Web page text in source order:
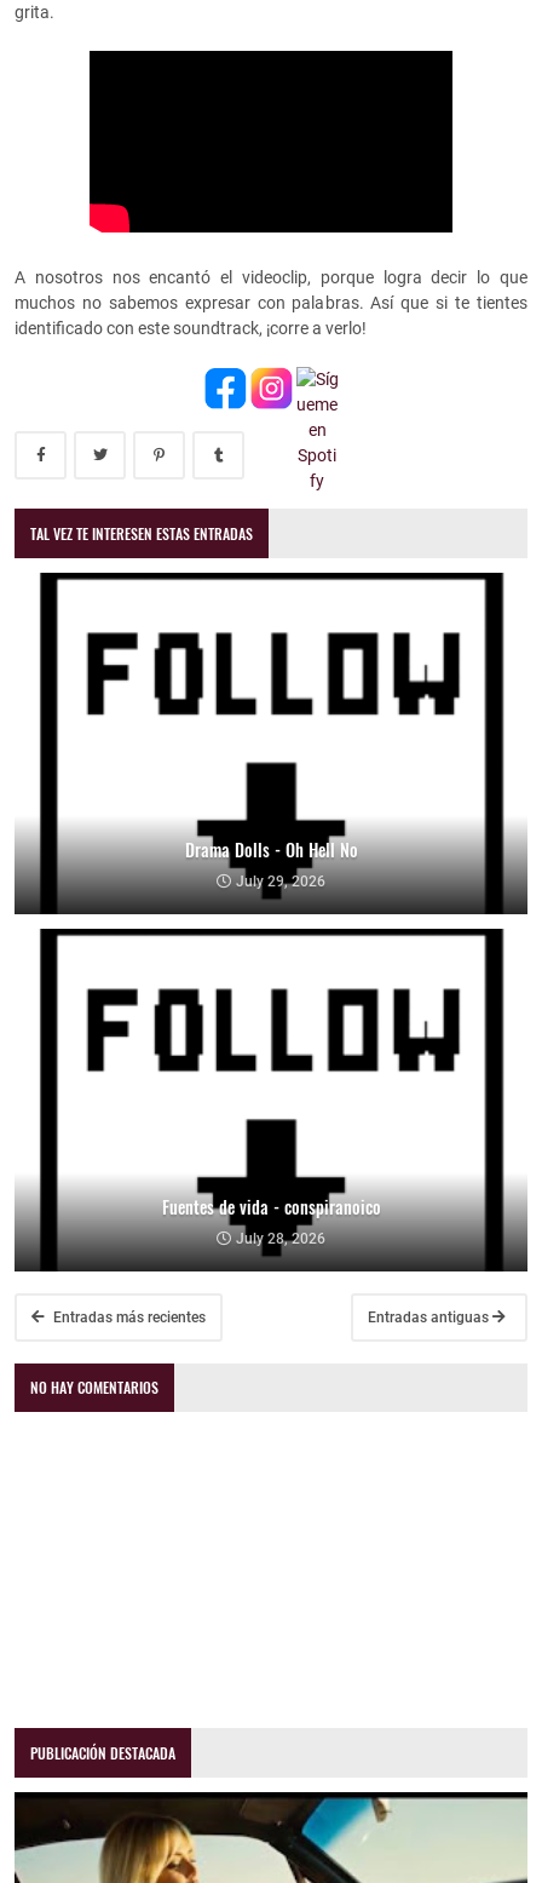
grita.
A nosotros nos encantó el videoclip, porque logra decir lo que
muchos no sabemos expresar con palabras. Así que si te tientes
identificado con este soundtrack, ¡corre a verlo!
TAL VEZ TE INTERESEN ESTAS ENTRADAS
Drama Dolls - Oh Hell No
July 29, 2026
Fuentes de vida - conspiranoico
July 28, 2026
Entradas más recientes Entradas antiguas
NO HAY COMENTARIOS
PUBLICACIÓN DESTACADA